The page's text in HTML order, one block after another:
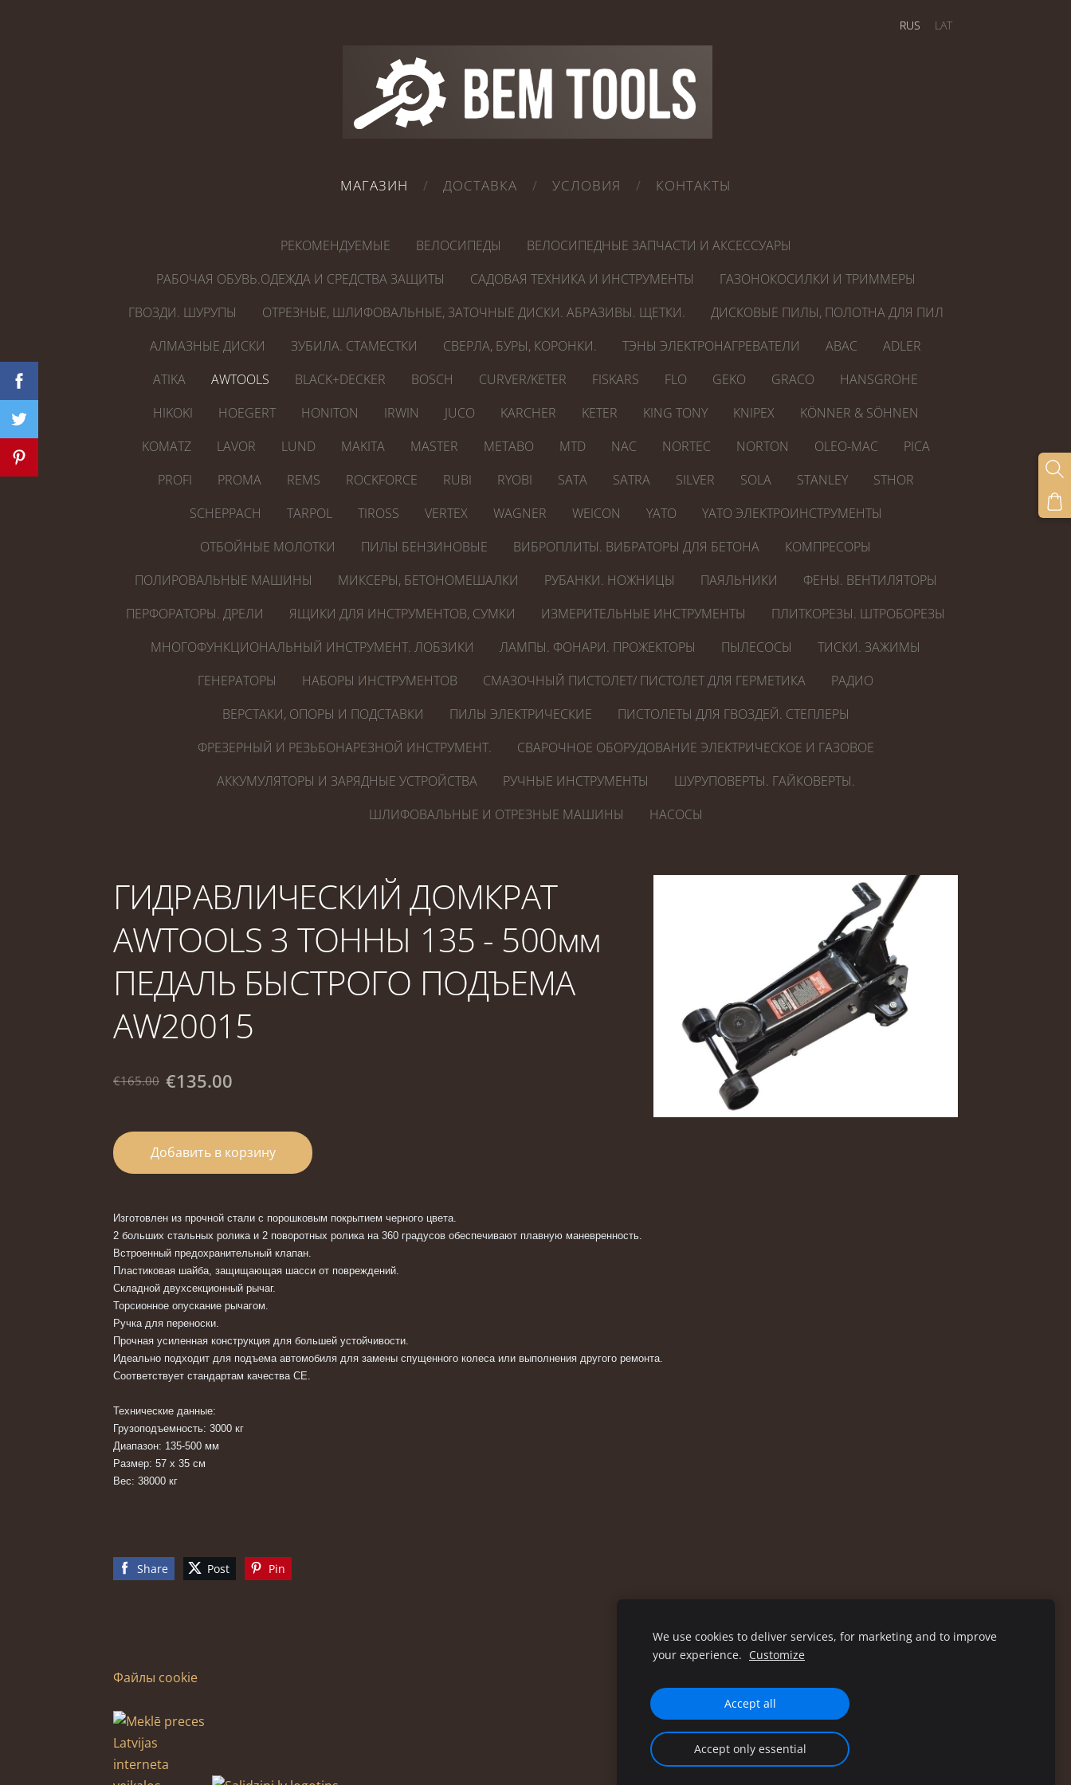
МАГАЗИН ДОСТАВКА УСЛОВИЯ КОНТАКТЫ
RUS LAT
РЕКОМЕНДУЕМЫЕ ВЕЛОСИПЕДЫ
ВЕЛОСИПЕДНЫЕ ЗАПЧАСТИ И АКСЕССУАРЫ
РАБОЧАЯ ОБУВЬ.ОДЕЖДА И СРЕДСТВА ЗАЩИТЫ
САДОВАЯ ТЕХНИКА И ИНСТРУМЕНТЫ
ГАЗОНОКОСИЛКИ И ТРИММЕРЫ
ГВОЗДИ. ШУРУПЫ
ОТРЕЗНЫЕ, ШЛИФОВАЛЬНЫЕ, ЗАТОЧНЫЕ ДИСКИ. АБРАЗИВЫ. ЩЕТКИ.
ДИСКОВЫЕ ПИЛЫ, ПОЛОТНА ДЛЯ ПИЛ
АЛМАЗНЫЕ ДИСКИ
ЗУБИЛА. СТАМЕСТКИ СВЕРЛА, БУРЫ, КОРОНКИ. ТЭНЫ ЭЛЕКТРОНАГРЕВАТЕЛИ ABAC
ADLER
ATIKA
AWTOOLS BLACK+DECKER BOSCH CURVER/KETER FISKARS FLO GEKO GRACO
HANSGROHE
HIKOKI
HOEGERT HONITON IRWIN JUCO KARCHER KETER KING TONY KNIPEX
KÖNNER & SÖHNEN
KOMATZ
LAVOR LUND MAKITA MASTER METABO MTD NAC NORTEC NORTON OLEO-MAC
PICA
PROFI
PROMA REMS ROCKFORCE RUBI RYOBI SATA SATRA SILVER SOLA STANLEY
STHOR
SCHEPPACH
TARPOL TIROSS VERTEX WAGNER WEICON YATO
YATO ЭЛЕКТРОИНСТРУМЕНТЫ
ОТБОЙНЫЕ МОЛОТКИ
ПИЛЫ БЕНЗИНОВЫЕ ВИБРОПЛИТЫ. ВИБРАТОРЫ ДЛЯ БЕТОНА
КОМПРЕСОРЫ
ПОЛИРОВАЛЬНЫЕ МАШИНЫ
МИКСЕРЫ, БЕТОНОМЕШАЛКИ РУБАНКИ. НОЖНИЦЫ ПАЯЛЬНИКИ
ФЕНЫ. ВЕНТИЛЯТОРЫ
ПЕРФОРАТОРЫ. ДРЕЛИ
ЯЩИКИ ДЛЯ ИНСТРУМЕНТОВ, СУМКИ ИЗМЕРИТЕЛЬНЫЕ ИНСТРУМЕНТЫ
ПЛИТКОРЕЗЫ. ШТРОБОРЕЗЫ
МНОГОФУНКЦИОНАЛЬНЫЙ ИНСТРУМЕНТ. ЛОБЗИКИ
ЛАМПЫ. ФОНАРИ. ПРОЖЕКТОРЫ ПЫЛЕСОСЫ
ТИСКИ. ЗАЖИМЫ
ГЕНЕРАТОРЫ
НАБОРЫ ИНСТРУМЕНТОВ СМАЗОЧНЫЙ ПИСТОЛЕТ/ ПИСТОЛЕТ ДЛЯ ГЕРМЕТИКА
РАДИО
ВЕРСТАКИ, ОПОРЫ И ПОДСТАВКИ
ПИЛЫ ЭЛЕКТРИЧЕСКИЕ
ПИСТОЛЕТЫ ДЛЯ ГВОЗДЕЙ. СТЕПЛЕРЫ
ФРЕЗЕРНЫЙ И РЕЗЬБОНАРЕЗНОЙ ИНСТРУМЕНТ.
СВАРОЧНОЕ ОБОРУДОВАНИЕ ЭЛЕКТРИЧЕСКОЕ И ГАЗОВОЕ
АККУМУЛЯТОРЫ И ЗАРЯДНЫЕ УСТРОЙСТВА
РУЧНЫЕ ИНСТРУМЕНТЫ
ШУРУПОВЕРТЫ. ГАЙКОВЕРТЫ.
ШЛИФОВАЛЬНЫЕ И ОТРЕЗНЫЕ МАШИНЫ
НАСОСЫ
ГИДРАВЛИЧЕСКИЙ ДОМКРАТ
AWTOOLS 3 ТОННЫ 135 - 500мм
ПЕДАЛЬ БЫСТРОГО ПОДЪЕМА
AW20015
€165.00 €135.00
Добавить в корзину
Изготовлен из прочной стали с порошковым покрытием черного цвета.
2 больших стальных ролика и 2 поворотных ролика на 360 градусов обеспечивают плавную маневренность.
Встроенный предохранительный клапан.
Пластиковая шайба, защищающая шасси от повреждений.
Складной двухсекционный рычаг.
Торсионное опускание рычагом.
Ручка для переноски.
Прочная усиленная конструкция для большей устойчивости.
Идеально подходит для подъема автомобиля для замены спущенного колеса или выполнения другого ремонта.
Соответствует стандартам качества CE.
Технические данные:
Грузоподъемность: 3000 кг
Диапазон: 135-500 мм
Размер: 57 x 35 см
Вес: 38000 кг
Share Post Pin
Файлы cookie
We use cookies to deliver services, for marketing and to improve
your experience. Customize
Accept all
Accept only essential